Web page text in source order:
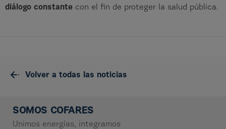
diálogo constante con el fin de proteger la salud pública.
Volver a todas las noticias
SOMOS COFARES
Unimos energías, integramos